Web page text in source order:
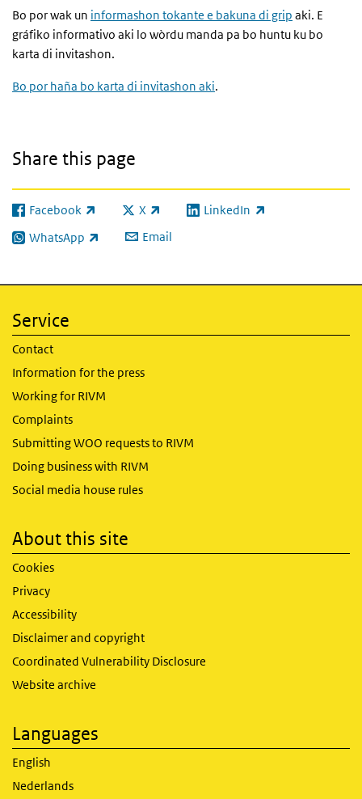
Bo por wak un informashon tokante e bakuna di grip aki. E
gráfiko informativo aki lo wòrdu manda pa bo huntu ku bo
karta di invitashon.
Bo por haña bo karta di invitashon aki.
Share this page
Facebook
(link is external) X
(link is external)LinkedIn
(link is external)
WhatsApp
(link is external) Email
Service
Contact
Information for the press
Working for RIVM
Complaints
Submitting WOO requests to RIVM
Doing business with RIVM
Social media house rules
About this site
Cookies
Privacy
Accessibility
Disclaimer and copyright
Coordinated Vulnerability Disclosure
Website archive
Languages
English
Nederlands